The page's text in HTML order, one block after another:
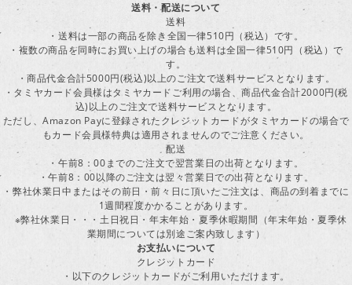
送料・配送について
送料
・送料は一部の商品を除き全国一律510円（税込）です。
・複数の商品を同時にお買い上げの場合も送料は全国一律510円（税込）で
す。
・商品代金合計5000円(税込)以上のご注文で送料サービスとなります。
・タミヤカード会員様はタミヤカードご利用の場合、商品代金合計2000円(税
込)以上のご注文で送料サービスとなります。
ただし、Amazon Payに登録されたクレジットカードがタミヤカードの場合で
もカード会員様特典は適用されませんのでご注意ください。
配送
・午前8：00までのご注文で翌営業日の出荷となります。
・午前8：00以降のご注文は翌々営業日での出荷となります。
・弊社休業日中またはその前日・前々日に頂いたご注文は、商品の到着までに
1週間程度かかることがあります。
※弊社休業日・・・土日祝日・年末年始・夏季休暇期間（年末年始・夏季休
業期間については別途ご案内致します）
お支払いについて
クレジットカード
・以下のクレジットカードがご利用いただけます。